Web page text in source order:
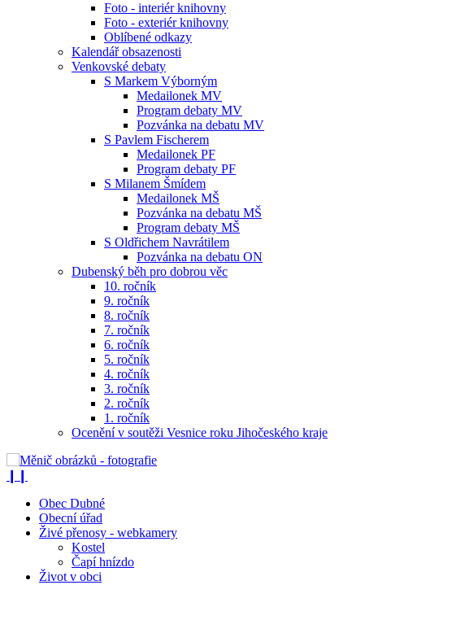
Foto - interiér knihovny
Foto - exteriér knihovny
Oblíbené odkazy
Kalendář obsazenosti
Venkovské debaty
S Markem Výborným
Medailonek MV
Program debaty MV
Pozvánka na debatu MV
S Pavlem Fischerem
Medailonek PF
Program debaty PF
S Milanem Šmídem
Medailonek MŠ
Pozvánka na debatu MŠ
Program debaty MŠ
S Oldřichem Navrátilem
Pozvánka na debatu ON
Dubenský běh pro dobrou věc
10. ročník
9. ročník
8. ročník
7. ročník
6. ročník
5. ročník
4. ročník
3. ročník
2. ročník
1. ročník
Ocenění v soutěži Vesnice roku Jihočeského kraje
Obec Dubné
Obecní úřad
Živé přenosy - webkamery
Kostel
Čapí hnízdo
Život v obci